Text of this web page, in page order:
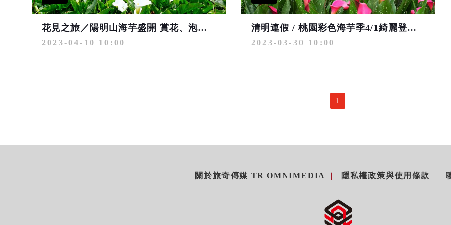
花見之旅／陽明山海芋盛開 賞花、泡湯、美食一次滿足
2023-04-10 10:00
清明連假 / 桃園彩色海芋季4/1綺麗登場 花海、市集好吃又好玩
2023-03-30 10:00
1
關於旅奇傳媒 TR OMNIMEDIA 隱私權政策與使用條款